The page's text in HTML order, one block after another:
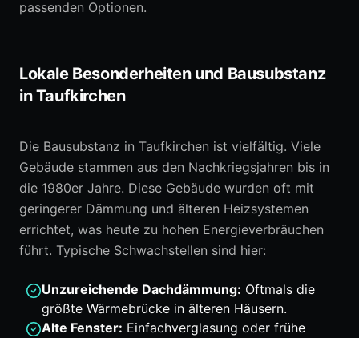
passenden Optionen.
Lokale Besonderheiten und Bausubstanz
in Taufkirchen
Die Bausubstanz in Taufkirchen ist vielfältig. Viele
Gebäude stammen aus den Nachkriegsjahren bis in
die 1980er Jahre. Diese Gebäude wurden oft mit
geringerer Dämmung und älteren Heizsystemen
errichtet, was heute zu hohen Energieverbräuchen
führt. Typische Schwachstellen sind hier:
Unzureichende Dachdämmung: Oftmals die
größte Wärmebrücke in älteren Häusern.
Alte Fenster: Einfachverglasung oder frühe